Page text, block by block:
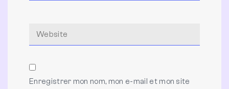
Enregistrer mon nom, mon e-mail et mon site